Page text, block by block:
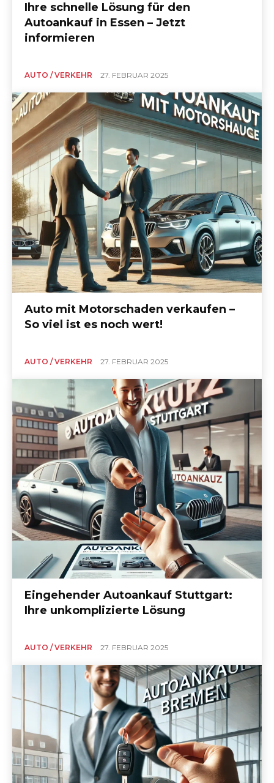
Ihre schnelle Lösung für den
Autoankauf in Essen – Jetzt
informieren
AUTO / VERKEHR 27. FEBRUAR 2025
Auto mit Motorschaden verkaufen –
So viel ist es noch wert!
AUTO / VERKEHR 27. FEBRUAR 2025
Eingehender Autoankauf Stuttgart:
Ihre unkomplizierte Lösung
AUTO / VERKEHR 27. FEBRUAR 2025